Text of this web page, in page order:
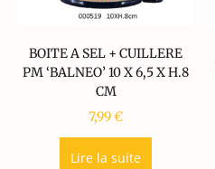
BOITE A SEL + CUILLERE
PM ‘BALNEO’ 10 X 6,5 X H.8
CM
7,99€
Lire la suite